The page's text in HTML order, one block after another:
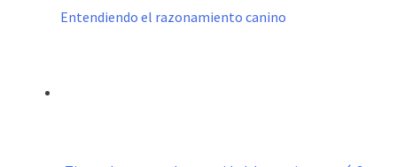
Entendiendo el razonamiento canino